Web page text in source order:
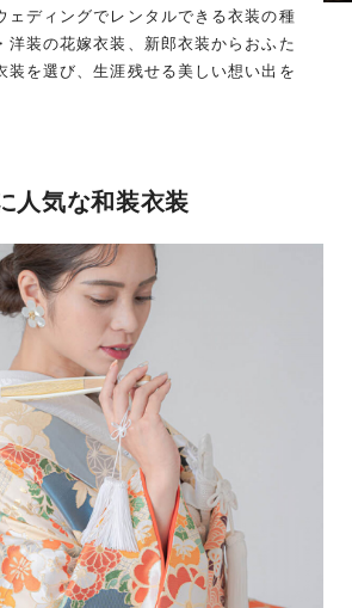
ェディングでレンタルできる衣装の種
洋装の花嫁衣装、新郎衣装からおふた
装を選び、生涯残せる美しい想い出を
人気な和装衣装